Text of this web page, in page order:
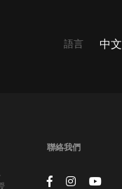
語言 中文
聯絡我們